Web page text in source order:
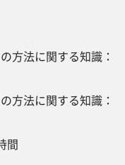
方法に関する知識：
方法に関する知識：
間